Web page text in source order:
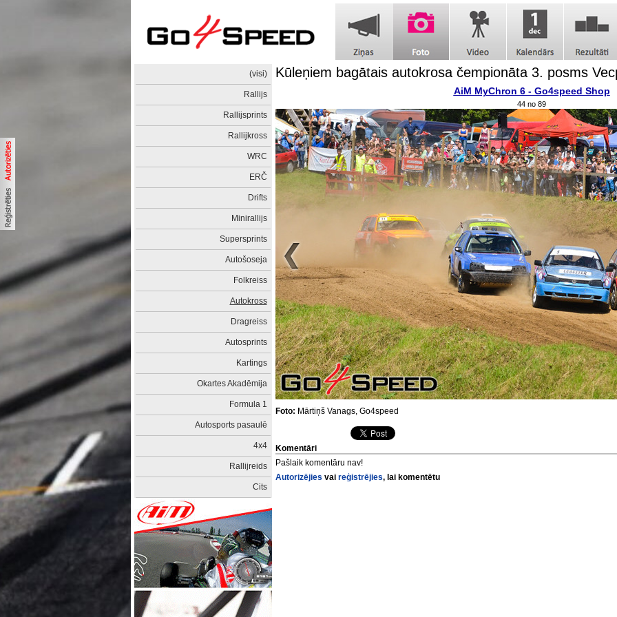
(visi)
Rallijs
Rallijsprints
Rallijkross
WRC
ERČ
Drifts
Minirallijs
Supersprints
Autošoseja
Folkreiss
Autokross
Dragreiss
Autosprints
Kartings
Okartes Akadēmija
Formula 1
Autosports pasaulē
4x4
Rallijreids
Cits
Kūleņiem bagātais autokrosa čempionāta 3. posms
AiM MyChron 6 - Go4speed Shop
44 no 89
Foto: Mārtiņš Vanags, Go4speed
Komentāri
Pašlaik komentāru nav!
Autorizējies vai reģistrējies, lai komentētu